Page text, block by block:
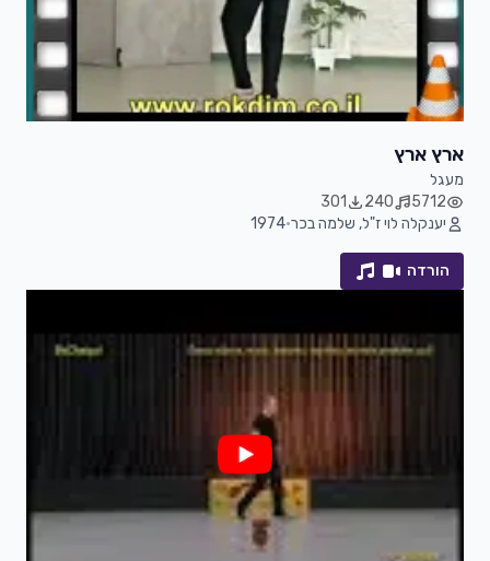
ארץ ארץ
מעגל
5712
240
301
יענקלה לוי ז"ל, שלמה בכר•
1974
הורדה